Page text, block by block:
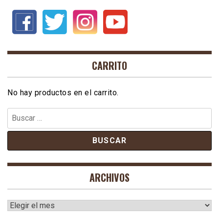
CARRITO
No hay productos en el carrito.
Buscar:
ARCHIVOS
Archivos